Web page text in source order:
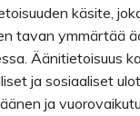
käsite,
tavan ymmärtää
Äänitietoisuus
ja sosiaaliset
ja